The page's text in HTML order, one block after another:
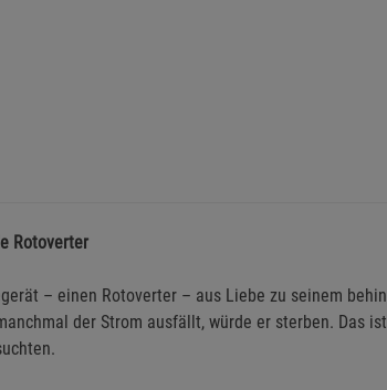
Rotoverter
– einen Rotoverter – aus Liebe zu seinem
der Strom ausfällt, würde er sterben. Das